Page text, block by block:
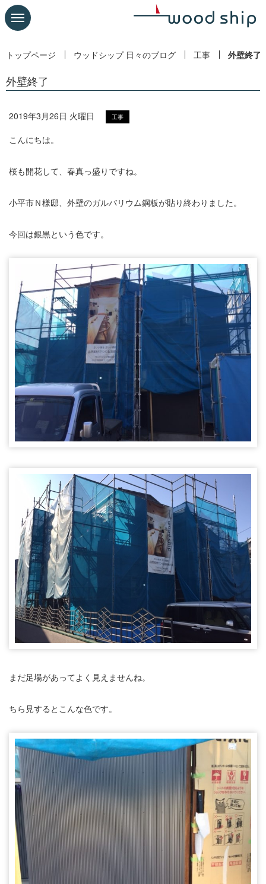
トップページ ウッドシップ 日々のブログ 工事 外壁終了
外壁終了
2019年3月26日 火曜日 工事
こんにちは。
桜も開花して、春真っ盛りですね。
小平市Ｎ様邸、外壁のガルバリウム鋼板が貼り終わりました。
今回は銀黒という色です。
まだ足場があってよく見えませんね。
ちら見するとこんな色です。